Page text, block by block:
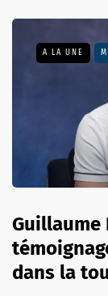
A LA UNE
Guillaume
dans la